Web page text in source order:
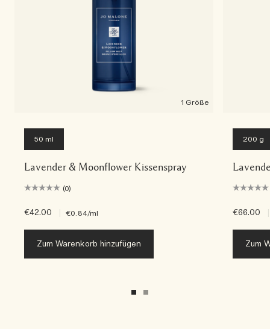
1 Größe
50 ml
Lavender & Moonflower Kissenspray
(0)
€42.00 €0.84/ml
Zum Warenkorb hinzufügen
200 g
€66.00
Zum